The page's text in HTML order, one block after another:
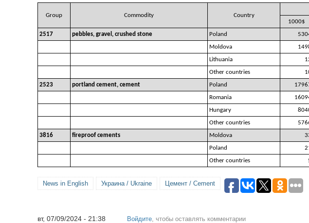
Group Commodity Country
1000$
2517
pebbles, gravel, crushed stone Poland
Moldova
Lithuania
Other countries
2523
portland cement, cement Poland
Romania
Hungary
Other countries
3816
fireproof cements Moldova
Poland
Other countries
News in English Украина / Ukraine Цемент / Cement
вт, 07/09/2024 - 21:38 Войдите , чтобы оставлять комментарии